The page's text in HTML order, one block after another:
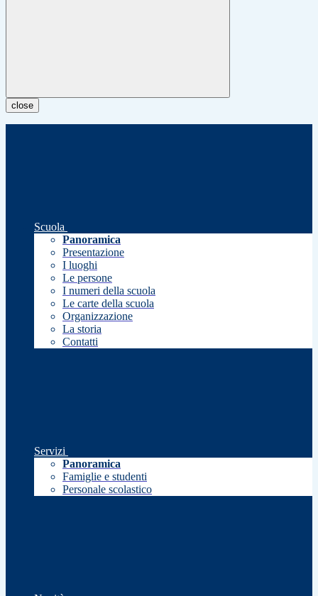
close
Scuola
Panoramica
Presentazione
I luoghi
Le persone
I numeri della scuola
Le carte della scuola
Organizzazione
La storia
Contatti
Servizi
Panoramica
Famiglie e studenti
Personale scolastico